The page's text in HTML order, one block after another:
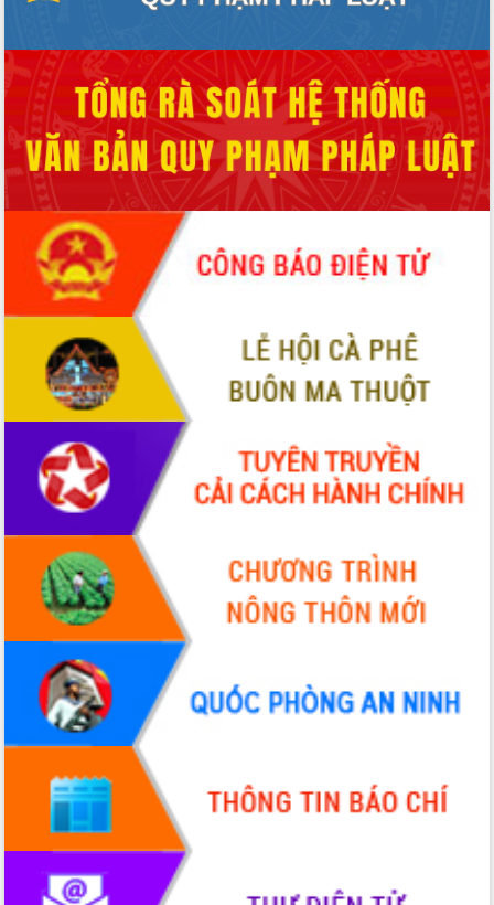
ứng để giữ vững thị trường xuất khẩu
phá cơ chế - Hợp tác công tư
Đề án 06 tạo bước ngoặt đột phá trong
cải cách hành chính tỉnh Đắk Lắk
Kết nối tour, đẩy mạnh chuyển đổi số
để phát triển du lịch Đắk Lắk
Khởi động Dự án Đầu tư xây dựng hạ
tầng kỹ thuật Cụm công nghiệp Tân
Tiến
Gặp mặt các cơ quan báo chí nhân Kỷ
niệm 101 năm Ngày Báo chí Cách
mạng Việt Nam
Đắk Lắk sơ kết 4 năm triển khai thực
hiện Đề án 06 của Chính phủ
Họp báo thông tin về Hội nghị Công bố
Quy hoạch và Xúc tiến đầu tư tỉnh Đắk
Lắk
Khơi thông điểm nghẽn, đẩy nhanh
giải ngân vốn khắc phục thiên tai
HĐND tỉnh thông qua điều chỉnh Quy
hoạch tỉnh thời kỳ 2021-2030
Hội thảo góp ý hồ sơ điều chỉnh quy
hoạch tỉnh Đắk Lắk thời kỳ 2021-2030,
tầm nhìn đến năm 2050
Nâng cao hiệu quả hoạt động của các
doanh nghiệp nhà nước
Hội nghị triển khai kết nối mạng
truyền số liệu chuyên dùng phục vụ cơ
quan Đảng, Nhà nước
Lễ phát động chuỗi hoạt động chung
tay làm sạch môi trường
Xã Ea Kar bước chuyển mình trong
công tác cải cách hành chính mô hình
UBND tỉnh họp báo định kỳ tháng 4
năm 2026